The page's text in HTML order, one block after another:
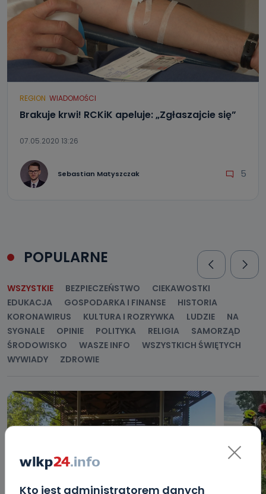
Kto jest administratorem danych
REGION WIADOMOŚCI
Brakuje krwi! RCKiK apeluje: „Zgłaszajcie się”
07.05.2020 13:26
Sebastian Matyszczak 5
POPULARNE
WSZYSTKIE BEZPIECZEŃSTWO
CIEKAWOSTKI
EDUKACJA
GOSPODARKA I FINANSE
HISTORIA
KORONAWIRUS
KULTURA I ROZRYWKA LUDZIE
NA
SYGNALE
OPINIE POLITYKA RELIGIA
SAMORZĄD
ŚRODOWISKO
WASZE INFO
WSZYSTKICH ŚWIĘTYCH
WYWIADY
ZDROWIE